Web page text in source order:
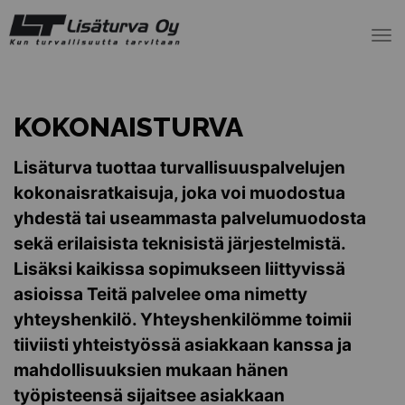
KOKONAISTURVA
Lisäturva tuottaa turvallisuuspalvelujen
kokonaisratkaisuja, joka voi muodostua
yhdestä tai useammasta palvelumuodosta
sekä erilaisista teknisistä järjestelmistä.
Lisäksi kaikissa sopimukseen liittyvissä
asioissa Teitä palvelee oma nimetty
yhteyshenkilö. Yhteyshenkilömme toimii
tiiviisti yhteistyössä asiakkaan kanssa ja
mahdollisuuksien mukaan hänen
työpisteensä sijaitsee asiakkaan